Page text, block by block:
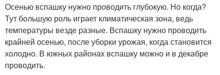
Осенью вспашку нужно проводить глубокую. Но когда?
Тут большую роль играет климатическая зона, ведь
температуры везде разные. Вспашку нужно проводить
крайней осенью, после уборки урожая, когда становится
холодно. В южных районах вспашку можно и в декабре
проводить.